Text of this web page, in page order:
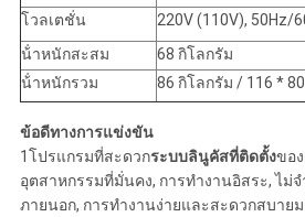
โวลเตชั่น
220V (110V), 50Hz/
น้ําหนักสะสม
68 กิโลกรัม
น้ําหนักรวม
86 กิโลกรัม / 116 *
ข้อดีทางการแข่งขัน
1โปรแกรมที่สะดวกระบบลินูคัสที่ติดตั้งขอ
อุตสาหกรรมที่มั่นคง, การทํางานอิสระ, ไม่
ภายนอก, การทํางานง่ายและสะดวกสบาย